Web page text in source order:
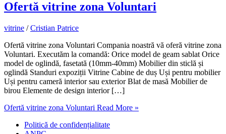
Ofertă vitrine zona Voluntari
vitrine /Cristian Patrice
Ofertă vitrine zona Voluntari Compania noastră vă oferă vitrine zona
Voluntari. Executăm la comandă: Orice model de geam sablat Orice
model de oglindă, fasetată (10mm-40mm) Mobilier din sticlă și
oglindă Standuri expoziții Vitrine Cabine de duș Uși pentru mobilier
Uși pentru cameră interior sau exterior Blat de masă Mobilier de
birou Elemente de design interior […]
Ofertă vitrine zona Voluntari Read More »
Politică de confidențialitate